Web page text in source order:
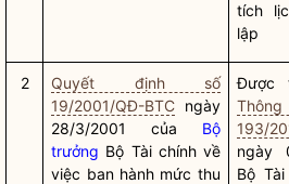
tích
lập
2
Quyết định số
19/2001/QĐ-BTC ngày
28/3/2001 của Bộ
trưởng Bộ Tài chính về
việc ban hành mức thu
Được
193/
ngày
Bộ